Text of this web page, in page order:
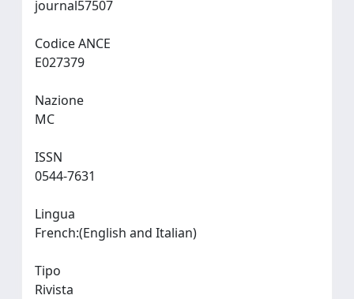
Codice ANCE
Nazione
ISSN
Lingua
Tipo
Rivista